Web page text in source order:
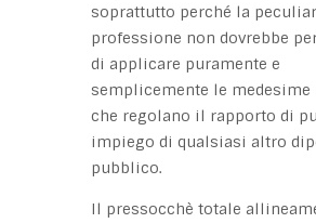
soprattutto perché la
professione non dovrebbe
di applicare puramente e
semplicemente le medesime
che regolano il rapporto di
impiego di qualsiasi altro
pubblico.
Il pressocchè totale